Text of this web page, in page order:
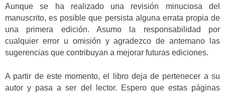
Aunque se ha realizado una revisión minuciosa del
manuscrito, es posible que persista alguna errata propia de
una primera edición. Asumo la responsabilidad por
cualquier error u omisión y agradezco de antemano las
sugerencias que contribuyan a mejorar futuras ediciones.
A partir de este momento, el libro deja de pertenecer a su
autor y pasa a ser del lector. Espero que estas páginas